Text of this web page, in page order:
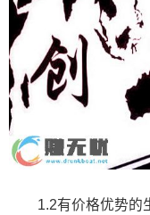
1.2有价格优势的生